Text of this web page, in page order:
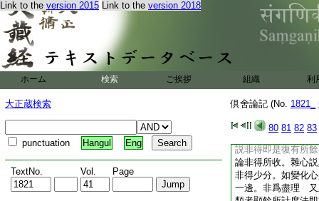
Link to the version 2015 Link to the version 2018
ホーム 検索 ご挨拶 組織 利
大正蔵検索
punctuation Hangul Eng
TextNo. Vol. Page
倶舍論記 (No. 1821_
80 81 82 83
收 又解諸法不必
聖凡性是非得。不
然諸聖法皆名爲聖
十三同倶舍。不説
22 處 又云。復
應 法蘊足論第十
心。十三同倶舍。
問諸論不同如何會
説非得即是復有所
論非得所收。雜心
非得少分。如變化
一邊。非爲盡理 又